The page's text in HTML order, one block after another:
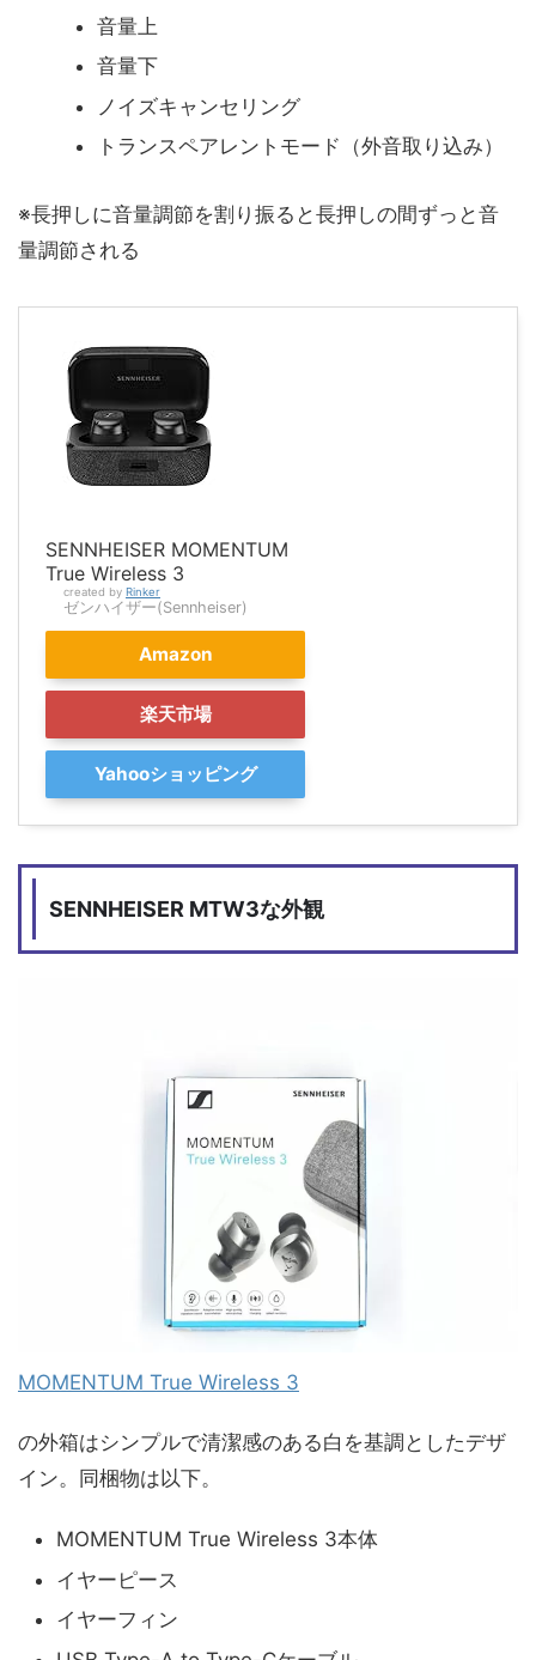
音量上
音量下
ノイズキャンセリング
トランスペアレントモード（外音取り込み）
※長押しに音量調節を割り振ると長押しの間ずっと音
量調節される
SENNHEISER MOMENTUM
True Wireless 3
created by Rinker
ゼンハイザー(Sennheiser)
Amazon
楽天市場
Yahooショッピング
SENNHEISER MTW3な外観
MOMENTUM True Wireless 3
の外箱はシンプルで清潔感のある白を基調としたデザ
イン。同梱物は以下。
MOMENTUM True Wireless 3本体
イヤーピース
イヤーフィン